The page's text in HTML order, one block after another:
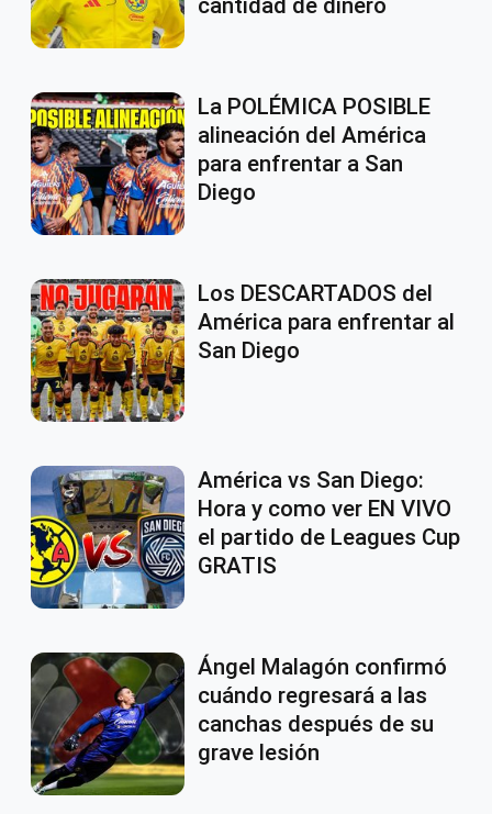
cantidad de dinero
La POLÉMICA POSIBLE
alineación del América
para enfrentar a San
Diego
Los DESCARTADOS del
América para enfrentar al
San Diego
América vs San Diego:
Hora y como ver EN VIVO
el partido de Leagues Cup
GRATIS
Ángel Malagón confirmó
cuándo regresará a las
canchas después de su
grave lesión